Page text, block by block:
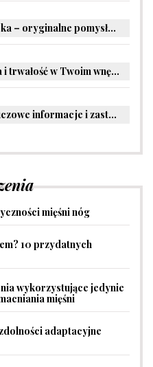
Drewniane łóżko dla dziecka – oryginalne pomysły na aranżację pokoju malucha
Meble bukowe – elegancja i trwałość w Twoim wnętrzu
Zgrzewanie punktowe: Kluczowe informacje i zastosowania w przemyśle
mięśni nóg
10 przydatnych
wykorzystujące jedynie
mięśni
adaptacyjne